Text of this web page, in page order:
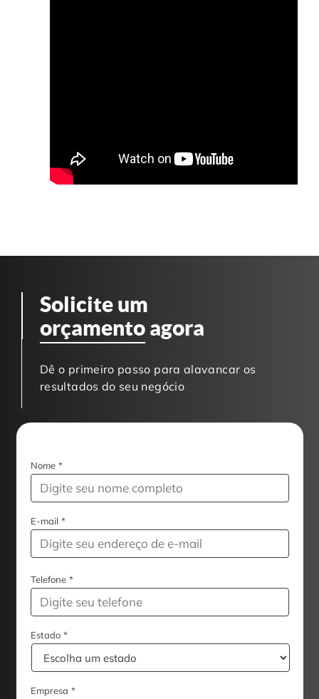
Solicite um
orçamento agora
Dê o primeiro passo para alavancar os
resultados do seu negócio
Nome *
E-mail *
Telefone *
Estado *
Empresa *